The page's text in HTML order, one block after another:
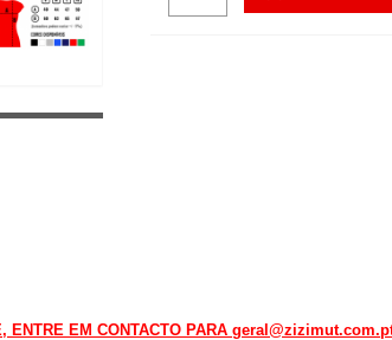
ENTRE EM CONTACTO PARA